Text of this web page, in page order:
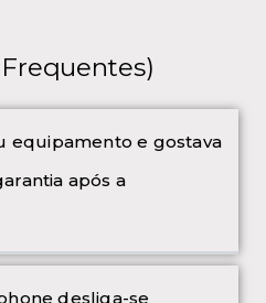
equipamento e gostava
após a
desliga-se